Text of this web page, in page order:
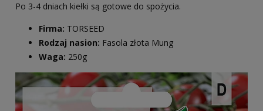
Po 3-4 dniach kiełki są gotowe do spożycia.
Firma: TORSEED
Rodzaj nasion: Fasola złota Mung
Waga: 250g